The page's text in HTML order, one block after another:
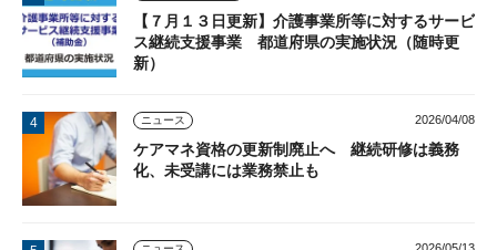
【７月１３日更新】介護事業所等に対するサービ
ス継続支援事業 都道府県の実施状況（随時更
新）
ニュース 2026/04/08
ケアマネ資格の更新制廃止へ 継続研修は義務
化、未受講には業務禁止も